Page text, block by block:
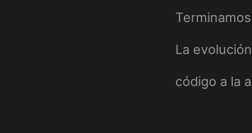
Terminamos
La
código a la